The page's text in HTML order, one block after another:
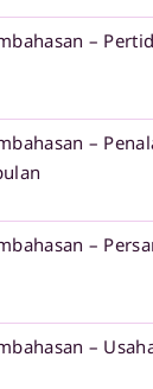
–
–
–
–